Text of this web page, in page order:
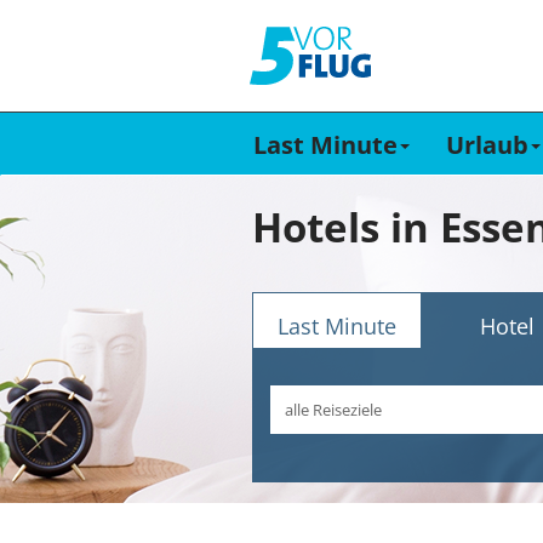
Last Minute Urlaub
Hotels in
Last Minute Hotel